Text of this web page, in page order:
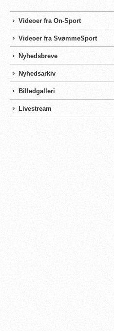
Videoer fra On-Sport
Videoer fra SvømmeSport
Nyhedsbreve
Nyhedsarkiv
Billedgalleri
Livestream